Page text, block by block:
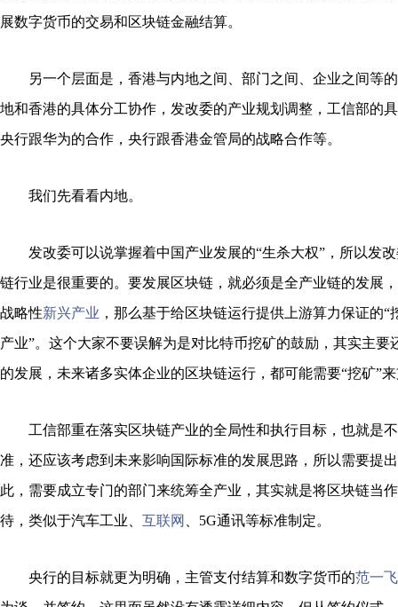
展数字货币的交易和区块链金融结算。
另一个层面是，香港与内地之间、部门之间、企业之间等
地和香港的具体分工协作，发改委的产业规划调整，工信部的
央行跟华为的合作，央行跟香港金管局的战略合作等。
我们先看看内地。
发改委可以说掌握着中国产业发展的“生杀大权”，所以发改
链行业是很重要的。要发展区块链，就必须是全产业链的发展
战略性新兴产业 ，那么基于给区块链运行提供上游算力保证的“
产业”。这个大家不要误解为是对比特币挖矿的鼓励，其实主要
的发展，未来诸多实体企业的区块链运行，都可能需要“挖矿”
工信部重在落实区块链产业的全局性和执行目标，也就是
准，还应该考虑到未来影响国际标准的发展思路，所以需要提
此，需要成立专门的部门来统筹全产业，其实就是将区块链当
待，类似于汽车工业、 互联网 、5G通讯等标准制定。
央行的目标就更为明确，主管支付结算和数字货币的范一飞